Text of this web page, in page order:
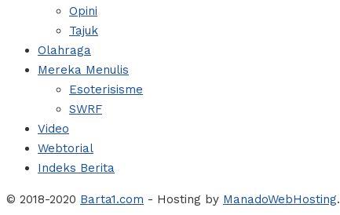
Opini
Tajuk
Olahraga
Mereka Menulis
Esoterisisme
SWRF
Video
Webtorial
Indeks Berita
© 2018-2020 Barta1.com - Hosting by ManadoWebHosting.